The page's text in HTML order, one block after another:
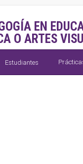
EN
O ARTES
Estudiantes